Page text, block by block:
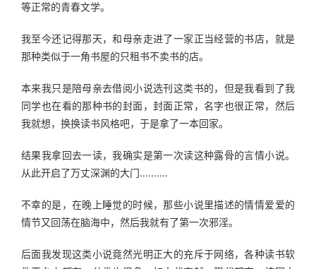
等正常的青春文学。
我至今还记得那天，和母亲走进了一家正当经营的书店，就是
那种类似于一角书屋的只租书不卖书的店。
本来我只是陪母亲去借阅小说选刊这类书的，但是我看到了我
同学也在看的那种书的封面，封面正常，名字也很正常，然后
我就想，换换读书风格吧，于是拿了一本回家。
结果我拿回去一读，我确实是第一次读这种露骨的言情小说。
从此开启了万丈深渊的大门..........
不幸的是，在晚上睡觉的时候，那些小说里描述的情情爱爱的
情节又回荡在脑海中，然后我就有了第一次邪淫。
后面我发现这类小说竟然光明正大的充斥于网络，各种读书软